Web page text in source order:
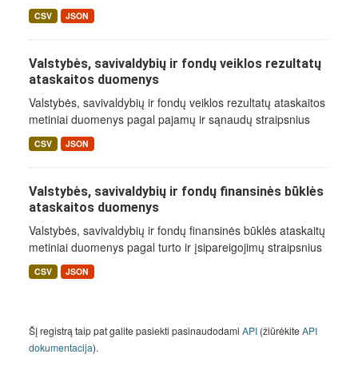
CSV JSON
Valstybės, savivaldybių ir fondų veiklos rezultatų
ataskaitos duomenys
Valstybės, savivaldybių ir fondų veiklos rezultatų ataskaitos
metiniai duomenys pagal pajamų ir sąnaudų straipsnius
CSV JSON
Valstybės, savivaldybių ir fondų finansinės būklės
ataskaitos duomenys
Valstybės, savivaldybių ir fondų finansinės būklės ataskaitų
metiniai duomenys pagal turto ir įsipareigojimų straipsnius
CSV JSON
Šį registrą taip pat galite pasiekti pasinaudodami API (žiūrėkiteAPI
dokumentacija).